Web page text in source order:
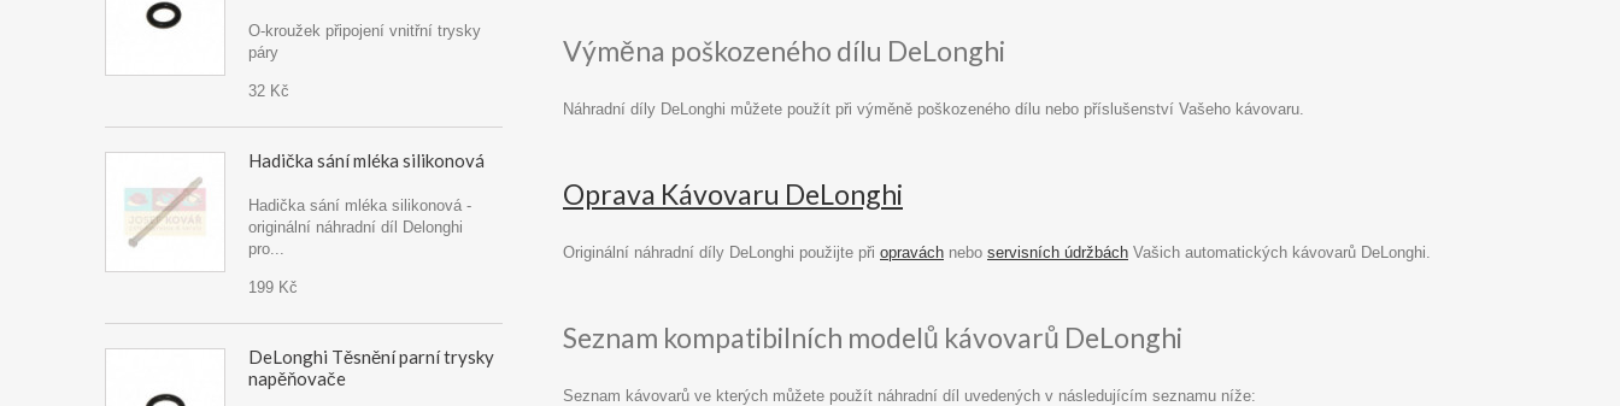
O-kroužek připojení vnitřní trysky
páry
32 Kč
Hadička sání mléka silikonová
Hadička sání mléka silikonová -
originální náhradní díl Delonghi
pro...
199 Kč
DeLonghi Těsnění parní trysky
napěňovače
Výměna poškozeného dílu DeLonghi
Náhradní díly DeLonghi můžete použít při výměně poškozeného dílu nebo příslušenství Vašeho kávovaru.
Oprava Kávovaru DeLonghi
Originální náhradní díly DeLonghi použijte při opravách nebo servisních údržbách Vašich automatických kávovarů DeLonghi.
Seznam kompatibilních modelů kávovarů DeLonghi
Seznam kávovarů ve kterých můžete použít náhradní díl uvedených v následujícím seznamu níže: